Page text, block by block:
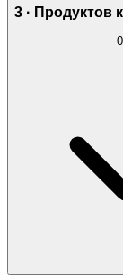
3 · Продуктов
0